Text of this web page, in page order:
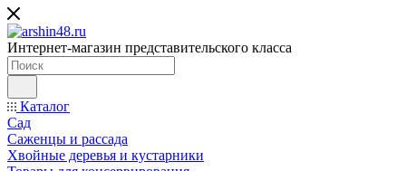
Интернет-магазин представительского класса
Каталог
Сад
Саженцы и рассада
Хвойные деревья и кустарники